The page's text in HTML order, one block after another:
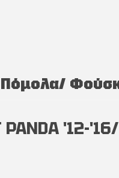
Πόμολα/
'12-